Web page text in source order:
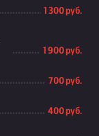
1 300 руб.
1 900 руб.
700 руб.
400 руб.